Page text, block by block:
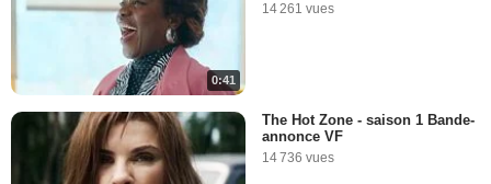
0:41
14 261 vues
The Hot Zone - saison 1 Bande-
annonce VF
14 736 vues